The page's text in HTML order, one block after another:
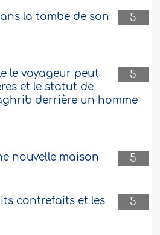
5
la tombe de son
5
le voyageur peut
et le statut de
derrière un homme
5
nouvelle maison
5
contrefaits et les